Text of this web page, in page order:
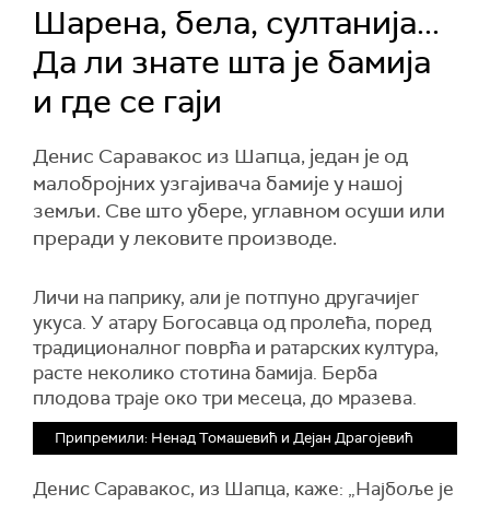
Шарена, бела, султанија...
Да ли знате шта је бамија
и где се гаји
Денис Саравакос из Шапца, један је од
малобројних узгајивача бамије у нашој
земљи. Све што убере, углавном осуши или
преради у лековите производе.
Личи на паприку, али је потпуно другачијег
укуса. У атару Богосавца од пролећа, поред
традиционалног поврћа и ратарских култура,
расте неколико стотина бамија. Берба
плодова траје око три месеца, до мразева.
Припремили: Ненад Томашевић и Дејан Драгојевић
Денис Саравакос, из Шапца, каже: „Најбоље је